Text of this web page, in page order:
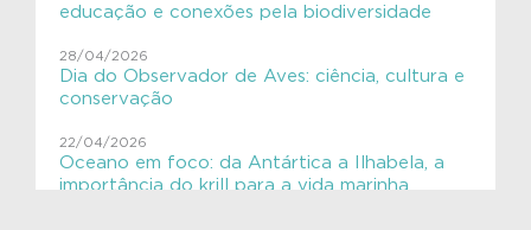
VIVAToninha
VIVAves
educação e conexões pela biodiversidade
28/04/2026
Dia do Observador de Aves: ciência, cultura e
conservação
22/04/2026
Oceano em foco: da Antártica a Ilhabela, a
importância do krill para a vida marinha